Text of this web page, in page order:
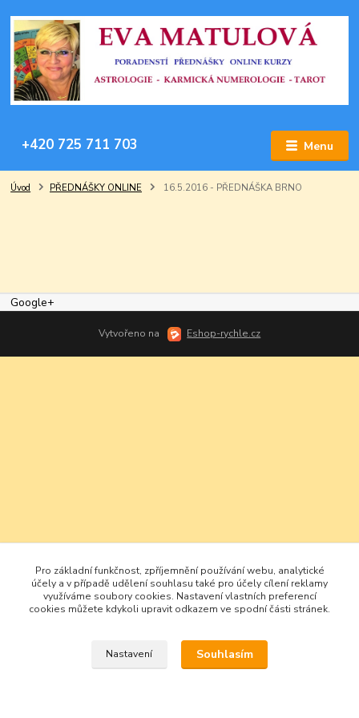
Menu
+420 725 711 703
Úvod PŘEDNÁŠKY ONLINE 16.5.2016 - PŘEDNÁŠKA BRNO
Google+
Vytvořeno na Eshop-rychle.cz
Pro základní funkčnost, zpříjemnění používání webu, analytické
účely a v případě udělení souhlasu také pro účely cílení reklamy
využíváme soubory cookies. Nastavení vlastních preferencí
cookies můžete kdykoli upravit odkazem ve spodní části stránek.
Nastavení Souhlasím